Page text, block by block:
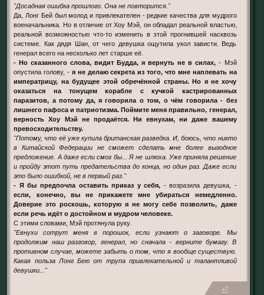
"Досадная ошибка прошлого. Она не повторится."
Да, Лонг Бей был молод и привлекателен - редкие качества для мудрого
военачальника. Но в отличие от Хоу Мэй, он обладал реальной властью,
реальной возможностью что-то изменить в этой прогнившей насквозь
системе. Как дядя Шан, от чего девушка ощутила укол зависти. Ведь
генерал всего на несколько лет старше её.
- Но сказанного слова, видит Будда, я вернуть не в силах, - Мэй
опустила голову, - я не делаю секрета из того, что мне наплевать на
императрицу, на будущее этой обречённой страны. Но я не хочу
оказаться на тонущем корабле с кучкой кастрированных
паразитов, а потому да, я говорила о том, о чём говорила - без
лишнего пафоса и патриотизма. Поймите меня правильно, генерал,
верность Хоу Мэй не продаётся. Ни евнухам, ни даже вашему
превосходительству.
"Потому, что её уже купила британская разведка. И, боюсь, что никто
в Китайской Федерации не сможет сделать мне более выгодное
предложение. А даже если смог бы... Я не шлюха. Уже приняла решение
и пройду этот путь предательства до конца, но один раз. Даже если
это было ошибкой, не в первый раз."
- Я бы предпочла оставить приказ у себя, - возразила девушка, -
если, конечно, вы не прикажете мне убираться немедленно.
Доверие это роскошь, которую я не могу себе позволить, даже
если речь идёт о достойном и мудром человеке.
С этими словами, Мэй протянула руку.
"Евнухи сотрут меня в порошок, если узнают о заговоре. Мы
продолжим наш разговор, генерал, но сначала - верните бумагу. В
противном случае, можете забыть о том, что я вообще существую.
Какая польза Лонг Бею от трупа привлекательной и талантливой
девушки..."
+7